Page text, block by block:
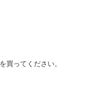
買ってください。